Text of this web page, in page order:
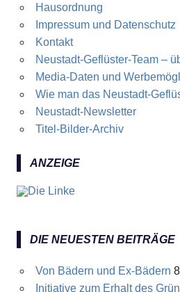
Hausordnung
Impressum und Datenschutz
Kontakt
Neustadt-Geflüster-Team –
Media-Daten und
Wie man das Neustadt-
Neustadt-Newsletter
Titel-Bilder-Archiv
ANZEIGE
DIE NEUESTEN BEITRÄGE
Von Bädern und Ex-Bädern
Initiative zum Erhalt des